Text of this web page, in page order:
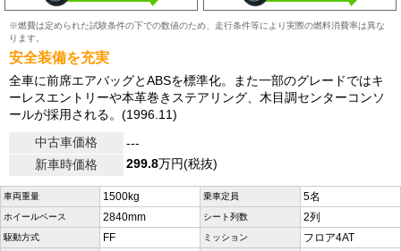
※燃費は定められた試験条件の下での数値のため、走行条件等により実際の燃料消費率は異な
ります。
安全装備を充実
全車に前席エアバッグとABSを標準化。また一部のグレードではキ
ーレスエントリーや本革巻きステアリング、木目調センターコンソ
ールが採用される。(1996.11)
中古車価格
---
新車時価格
299.8万円(税抜)
車両重量 1500kg 乗車定員 5名
ホイールベース 2840mm シート列数 2列
駆動方式 FF ミッション フロア4AT